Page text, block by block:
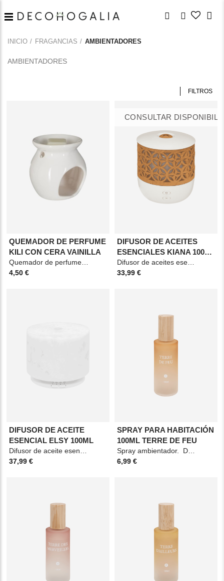
INICIO FRAGANCIAS AMBIENTADORES
AMBIENTADORES
FILTROS
QUEMADOR DE PERFUME
KILI CON CERA VAINILLA
Quemador de perfume Kili con cera perfumada de aroma de vainilla, fabricado en cerámica de
4,50 €
CONSULTAR
DIFUSOR DE ACEITES
ESENCIALES KIANA 100
ML
Difusor de aceites esenciales. Material: Polipropileno. Medidas: 10,6x12cm. Color:
33,99 €
DIFUSOR DE ACEITE
ESENCIAL ELSY 100ML
37,99 €
SPRAY PARA HABITACIÓN
100ML TERRE DE FEU
6,99 €